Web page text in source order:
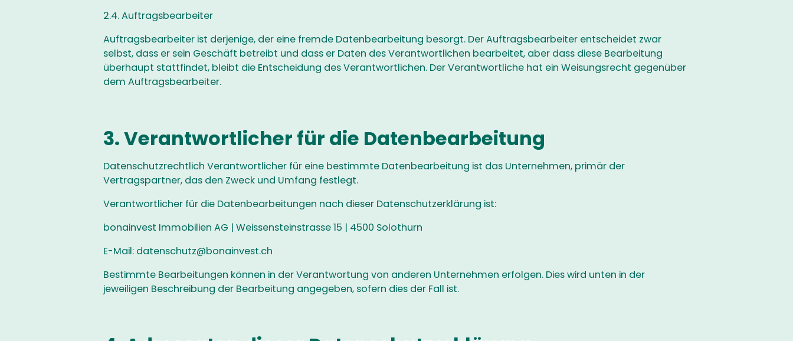
2.4. Auftragsbearbeiter
Auftragsbearbeiter ist derjenige, der eine fremde Datenbearbeitung besorgt. Der Auftragsbearbeiter entscheidet zwar
selbst, dass er sein Geschäft betreibt und dass er Daten des Verantwortlichen bearbeitet, aber dass diese Bearbeitung
überhaupt stattfindet, bleibt die Entscheidung des Verantwortlichen. Der Verantwortliche hat ein Weisungsrecht gegenüber
dem Auftragsbearbeiter.
3. Verantwortlicher für die Datenbearbeitung
Datenschutzrechtlich Verantwortlicher für eine bestimmte Datenbearbeitung ist das Unternehmen, primär der
Vertragspartner, das den Zweck und Umfang festlegt.
Verantwortlicher für die Datenbearbeitungen nach dieser Datenschutzerklärung ist:
bonainvest Immobilien AG | Weissensteinstrasse 15 | 4500 Solothurn
E-Mail: datenschutz@bonainvest.ch
Bestimmte Bearbeitungen können in der Verantwortung von anderen Unternehmen erfolgen. Dies wird unten in der
jeweiligen Beschreibung der Bearbeitung angegeben, sofern dies der Fall ist.